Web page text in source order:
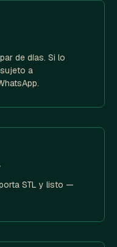
de días. Si lo
a
STL y listo —